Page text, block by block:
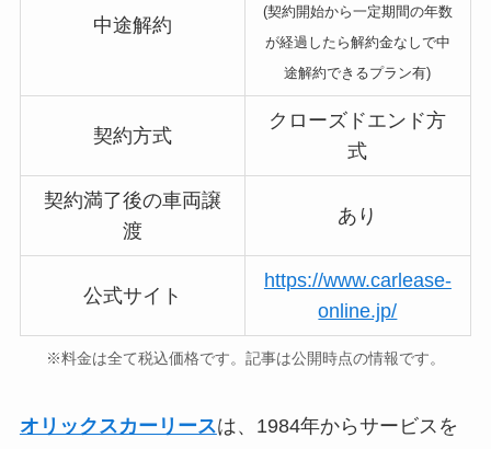
中途解約
(契約開始から一定期間の年数
が経過したら解約金なしで中
途解約できるプラン有)
契約方式
クローズドエンド方
式
契約満了後の車両譲
渡
あり
公式サイト
https://www.carlease-
online.jp/
※料金は全て税込価格です。記事は公開時点の情報です。
オリックスカーリースは、1984年からサービスを